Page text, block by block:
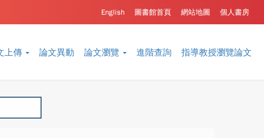
上傳 論文異動 論文瀏覽 進階查詢 指導教授瀏覽論文
個人書房
網站地圖
圖書館首頁
English